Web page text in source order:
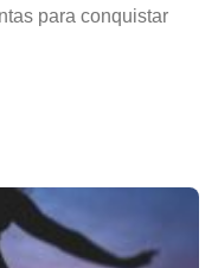
para conquistar